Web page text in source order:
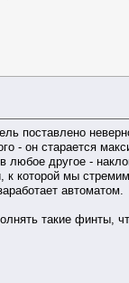
поставлено
- он старается
любое другое -
к которой мы
автоматом.
такие финты,